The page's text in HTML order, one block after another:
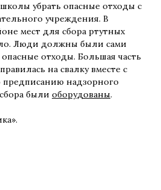
убрать опасные отходы с
учреждения. В
мест для сбора ртутных
Люди должны были сами
отходы. Большая часть
на свалку вместе с
надзорного
были оборудованы.